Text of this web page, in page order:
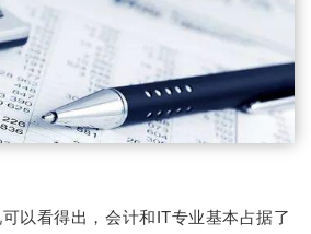
以看得出，会计和IT专业基本占据了